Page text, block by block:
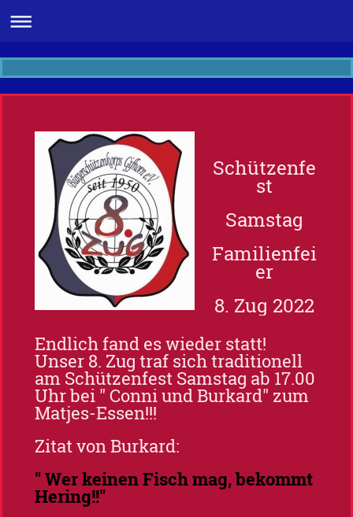
Schützenfe
st
Samstag
Familienfei
er
8. Zug 2022
Endlich fand es wieder statt!
Unser 8. Zug traf sich traditionell
am Schützenfest Samstag ab 17.00
Uhr bei " Conni und Burkard" zum
Matjes-Essen!!!
Zitat von Burkard:
" Wer keinen Fisch mag, bekommt
Hering!!"